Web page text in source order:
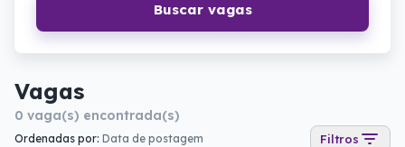
Buscar vagas
Vagas
0 vaga(s) encontrada(s)
Ordenadas por: Data de postagem Filtros